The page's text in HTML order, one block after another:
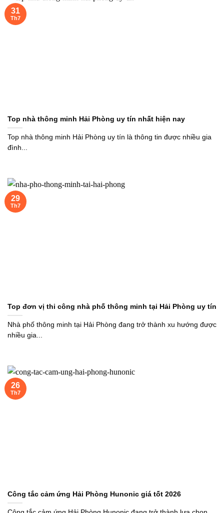
Top nhà thông minh Hải Phòng uy tín nhất hiện nay
Top nhà thông minh Hải Phòng uy tín là thông tin được nhiều gia
đình...
31
Th7
Top đơn vị thi công nhà phố thông minh tại Hải Phòng uy tín
Nhà phố thông minh tại Hải Phòng đang trở thành xu hướng được
nhiều gia...
29
Th7
Công tắc cảm ứng Hải Phòng Hunonic giá tốt 2026
26
Th7